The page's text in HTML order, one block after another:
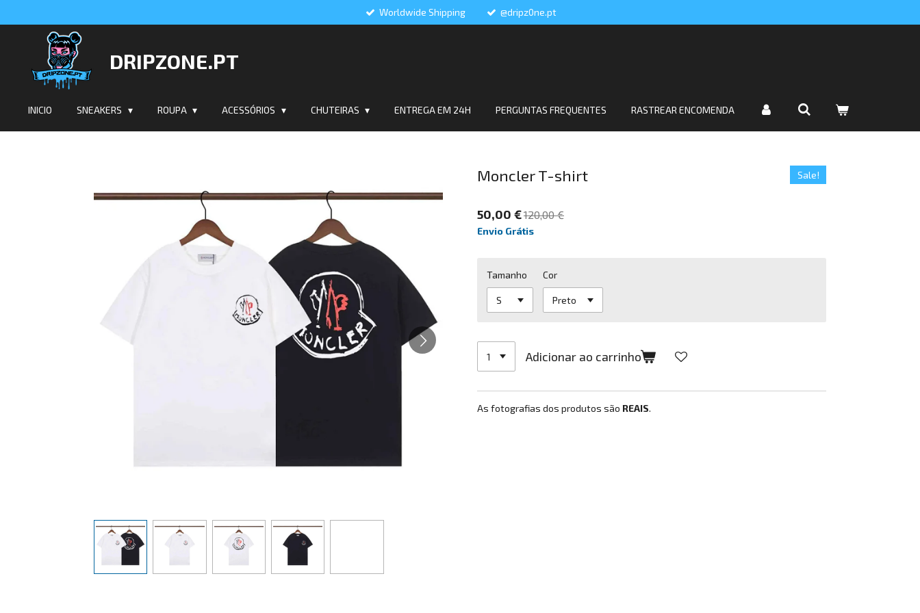
conteúdo
principal
Worldwide Shipping @dripz0ne.pt
DRIPZONE.PT
INICIO SNEAKERS ROUPA ACESSÓRIOS CHUTEIRAS ENTREGA EM 24H PERGUNTAS FREQUENTES RASTREAR ENCOMENDA
Moncler T-shirt Sale!
50,00 €120,00 €
Envio Grátis
Tamanho Cor
Adicionar ao carrinho
As fotografias dos produtos são REAIS.